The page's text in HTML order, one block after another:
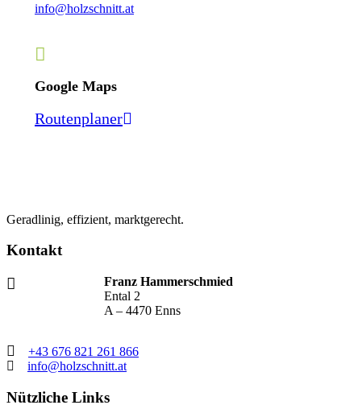
info@holzschnitt.at
Google Maps
Routenplaner
Geradlinig, effizient, marktgerecht.
Kontakt
Franz Hammerschmied
Ental 2
A – 4470 Enns
+43 676 821 261 866
info@holzschnitt.at
Nützliche Links